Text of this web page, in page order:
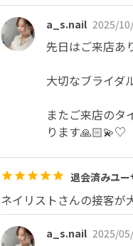
a_s.nail 2025/
先日はご来店あ
大切なブライダ
またご来店のタ
ります🙏🏻💫♡
退会済みユー
ネイリストさんの接客が
a_s.nail 2025/